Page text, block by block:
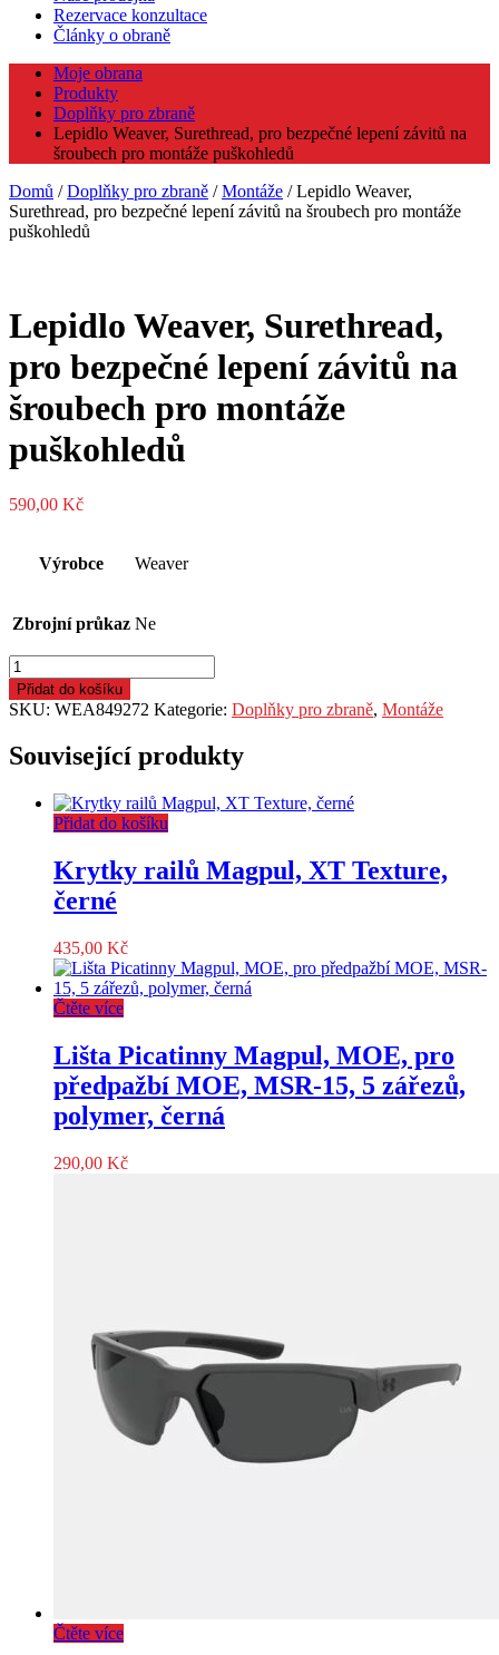
Rezervace konzultace
Články o obraně
Moje obrana
Produkty
Doplňky pro zbraně
Lepidlo Weaver, Surethread, pro bezpečné lepení závitů na
šroubech pro montáže puškohledů
Domů /Doplňky pro zbraně /Montáže / Lepidlo Weaver,
Surethread, pro bezpečné lepení závitů na šroubech pro montáže
puškohledů
Lepidlo Weaver, Surethread,
pro bezpečné lepení závitů na
šroubech pro montáže
puškohledů
590,00 Kč
Výrobce Weaver
Zbrojní průkaz Ne
Lepidlo
Weaver,
Surethread,
bezpečné
lepení
šroubech
montáže
puškohledů
množství
Přidat do košíku
SKU: WEA849272 Kategorie: Doplňky pro zbraně, Montáže
Související produkty
Přidat do košíku
Krytky railů Magpul, XT Texture,
černé
435,00 Kč
Čtěte více
Lišta Picatinny Magpul, MOE, pro
předpažbí MOE, MSR-15, 5 zářezů,
polymer, černá
290,00 Kč
Čtěte více